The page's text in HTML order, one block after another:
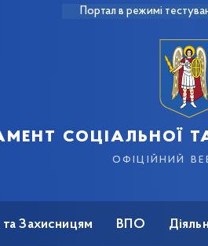
Портал в режимі
соціальної
офіційний
Захисницям ВПО